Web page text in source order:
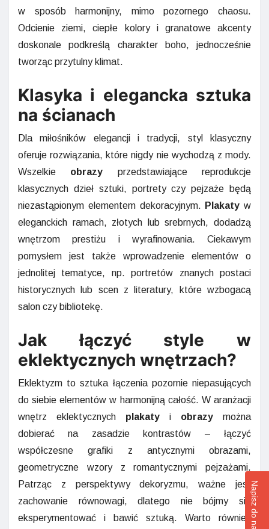
w sposób harmonijny, mimo pozornego chaosu.
Odcienie ziemi, ciepłe kolory i granatowe akcenty
doskonale podkreślą charakter boho, jednocześnie
tworząc przytulny klimat.
Klasyka i elegancka sztuka
na ścianach
Dla miłośników elegancji i tradycji, styl klasyczny
oferuje rozwiązania, które nigdy nie wychodzą z mody.
Wszelkie obrazy przedstawiające reprodukcje
klasycznych dzieł sztuki, portrety czy pejzaże będą
niezastąpionym elementem dekoracyjnym. Plakaty w
eleganckich ramach, złotych lub srebrnych, dodadzą
wnętrzom prestiżu i wyrafinowania. Ciekawym
pomysłem jest także wprowadzenie elementów o
jednolitej tematyce, np. portretów znanych postaci
historycznych lub scen z literatury, które wzbogacą
salon czy bibliotekę.
Jak łączyć style w
eklektycznych wnętrzach?
Eklektyzm to sztuka łączenia pozornie niepasujących
do siebie elementów w harmonijną całość. W aranżacji
wnętrz eklektycznych plakaty i obrazy można
dobierać na zasadzie kontrastów – łączyć
współczesne grafiki z antycznymi obrazami,
geometryczne wzory z romantycznymi pejzażami.
Patrząc z perspektywy dekoryzmu, ważne jest
zachowanie równowagi, dlatego nie bójmy się
eksperymentować i bawić sztuką. Warto również Napisz do nas!